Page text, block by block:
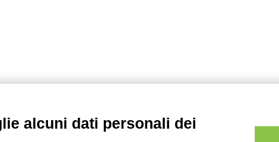
alcuni dati personali dei